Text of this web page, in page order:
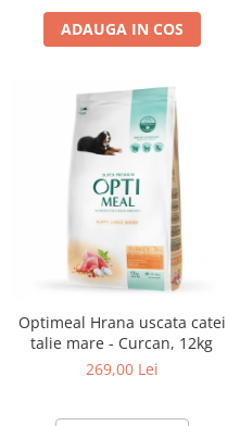
ADAUGA IN COS
Optimeal Hrana uscata catei
talie mare - Curcan, 12kg
269,00 Lei